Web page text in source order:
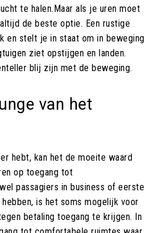
te halen.Maar als je uren moet
de beste optie. Een rustige
en stelt je in staat om in beweging
ziet opstijgen en landen.
blij zijn met de beweging.
van het
hebt, kan het de moeite waard
op toegang tot
passagiers in business of eerste
is het soms mogelijk voor
betaling toegang te krijgen. In